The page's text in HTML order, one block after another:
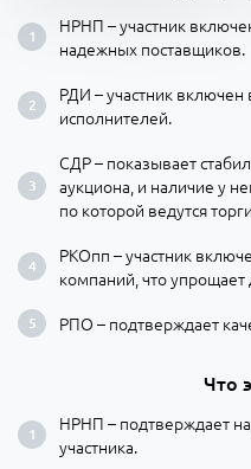
НРНП – участник
надежных поставщиков.
РДИ – участник включен
исполнителей.
СДР – показывает
аукциона, и наличие у
по которой ведутся
РКОпп – участник
компаний, что
РПО – подтверждает
Что
НРНП – подтверждает
участника.